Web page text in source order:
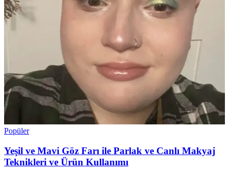
Popüler
Yeşil ve Mavi Göz Farı ile Parlak ve Canlı Makyaj
Teknikleri ve Ürün Kullanımı